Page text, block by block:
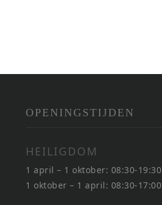
OPENINGSTIJDEN
HEILIGDOM
1 april – 1 oktober: 08:30-19:30
1 oktober – 1 april: 08:30-17:00